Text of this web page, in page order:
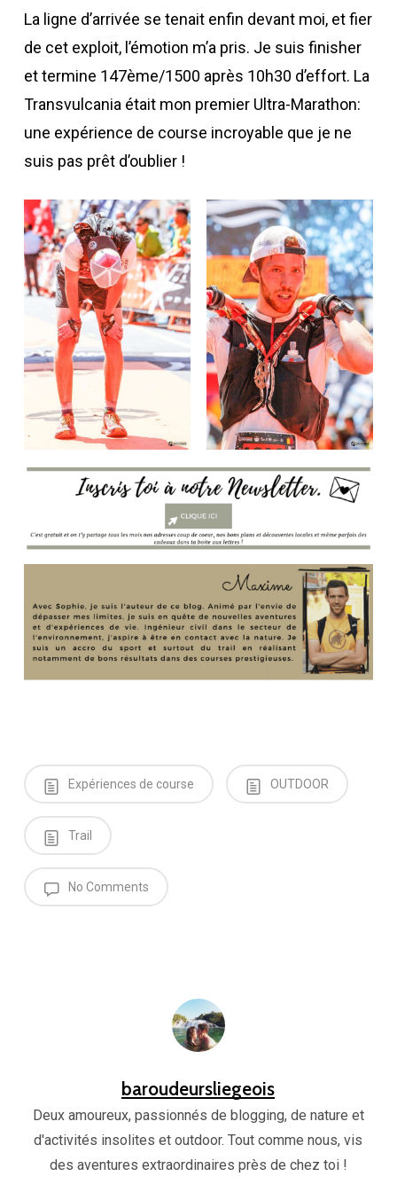
La ligne d’arrivée se tenait enfin devant moi, et fier
de cet exploit, l’émotion m’a pris. Je suis finisher
et termine 147ème/1500 après 10h30 d’effort. La
Transvulcania était mon premier Ultra-Marathon:
une expérience de course incroyable que je ne
suis pas prêt d’oublier !
Expériences de course OUTDOOR
Trail
No Comments
baroudeursliegeois
Deux amoureux, passionnés de blogging, de nature et
d'activités insolites et outdoor. Tout comme nous, vis
des aventures extraordinaires près de chez toi !